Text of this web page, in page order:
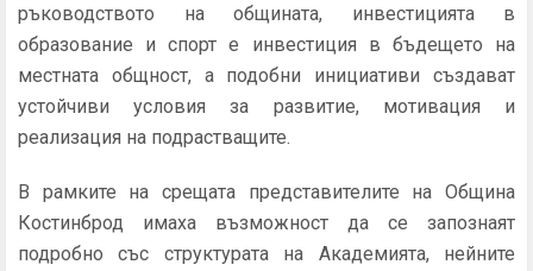
ръководството на общината, инвестицията в
образование и спорт е инвестиция в бъдещето на
местната общност, а подобни инициативи създават
устойчиви условия за развитие, мотивация и
реализация на подрастващите.
В рамките на срещата представителите на Община
Костинброд имаха възможност да се запознаят
подробно със структурата на Академията, нейните